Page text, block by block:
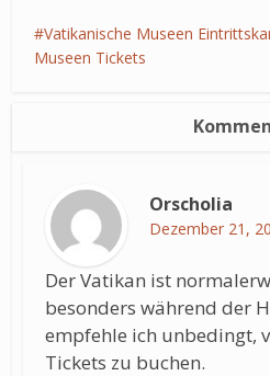
Vatikanische Museen
Museen Tickets
Orscholia
Dezember 21,
Der Vatikan ist
besonders während der
empfehle ich unbedingt,
Tickets zu buchen.